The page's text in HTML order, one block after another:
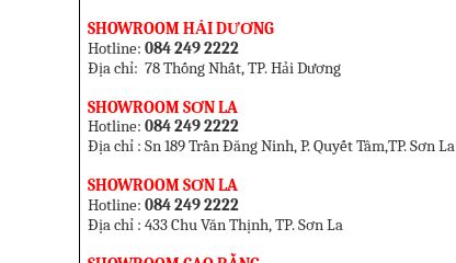
SHOWROOM HẢI DƯƠNG
Hotline:084 249 2222
Địa chỉ: 78 Thống Nhất, TP. Hải Dương
SHOWROOM SƠN LA
Hotline:084 249 2222
Địa chỉ : Sn 189 Trần Đăng Ninh, P. Quyết Tâm,TP. Sơn La
SHOWROOM SƠN LA
Hotline:084 249 2222
Địa chỉ : 433 Chu Văn Thịnh,TP. Sơn La